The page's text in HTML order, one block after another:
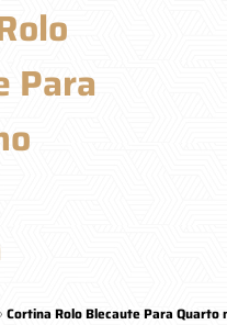
Para
Cortina Rolo Blecaute Para Quarto